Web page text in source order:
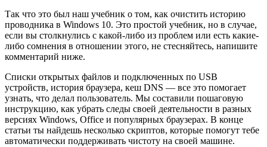
Так что это был наш учебник о том, как очистить историю
проводника в Windows 10. Это простой учебник, но в случае,
если вы столкнулись с какой-либо из проблем или есть какие-
либо сомнения в отношении этого, не стесняйтесь, напишите
комментарий ниже.
Списки открытых файлов и подключенных по USB
устройств, история браузера, кеш DNS — все это помогает
узнать, что делал пользователь. Мы составили пошаговую
инструкцию, как убрать следы своей деятельности в разных
версиях Windows, Office и популярных браузерах. В конце
статьи ты найдешь несколько скриптов, которые помогут тебе
автоматически поддерживать чистоту на своей машине.